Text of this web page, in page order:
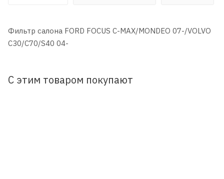
Фильтр салона FORD FOCUS C-MAX/MONDEO 07-/VOLVO
C30/C70/S40 04-
С этим товаром покупают